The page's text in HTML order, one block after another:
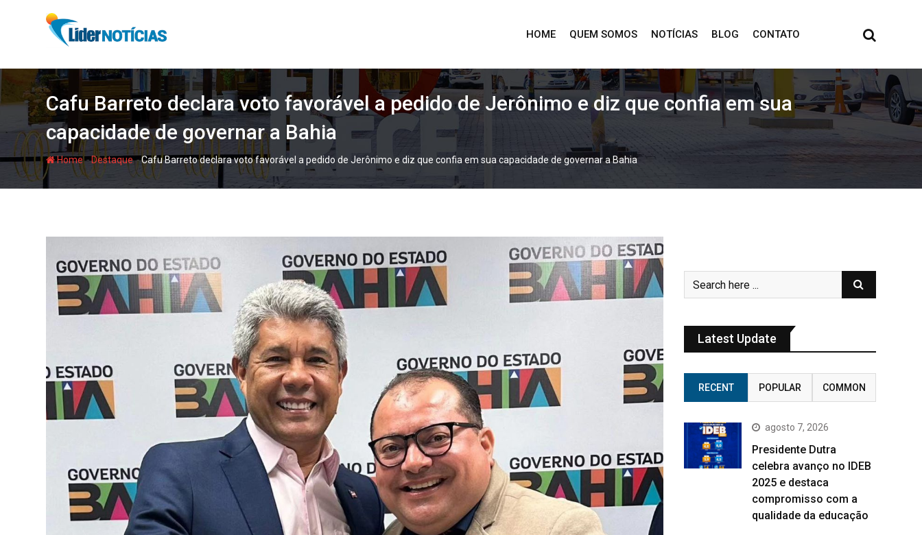
HOME QUEM SOMOS NOTÍCIAS BLOG CONTATO
Cafu Barreto declara voto favorável a pedido de Jerônimo e diz que confia em sua
capacidade de governar a Bahia
Home-Destaque-Cafu Barreto declara voto favorável a pedido de Jerônimo e diz que confia em sua capacidade de governar a Bahia
Latest Update
RECENT POPULAR COMMON
agosto 7, 2026
Presidente Dutra
celebra avanço no IDEB
2025 e destaca
compromisso com a
qualidade da educação